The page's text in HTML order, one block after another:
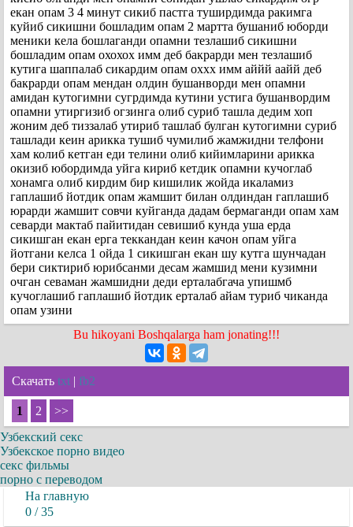
екан опам 3 4 минут сикиб пастга туширдимда ракимга
куйиб сикишни бошладим опам 2 мартта бушаниб юборди
меники кела бошлаганди опамни тезлашиб сикишни
бошладим опам охохох имм деб бакрарди мен тезлашиб
кутига шаппалаб сикардим опам оххх имм аййй аайй деб
бакрарди опам мендан олдин бушанворди мен опамни
амидан кутогимни сугрдимда кутини устига бушанвордим
опамни утиргизиб огзинга олиб суриб ташла дедим хоп
жоним деб тиззалаб утириб ташлаб булган кутогимни суриб
ташлади кеин арикка тушиб чумилиб жамжидни телфони
хам колиб кетган еди телини олиб кийимларини арикка
окизиб юбордимда уйга кириб кетдик опамни кучоглаб
хонамга олиб кирдим бир кишилик жойда икаламиз
гаплашиб йотдик опам жамшит билан олдиндан гаплашиб
юрарди жамшит совчи куйганда дадам бермаганди опам хам
севарди мактаб пайитидан севишиб кунда уша ерда
сикишган екан ерга теккандан кеин качон опам уйга
йотгани келса 1 ойда 1 сикишган екан шу кутга шунчадан
бери сиктириб юрибсанми десам жамшид мени кузимни
очган севаман жамшидни деди ерталабгача упишмб
кучоглашиб гаплашиб йотдик ерталаб айам туриб чиканда
опам узини
Bu hikoyani Boshqalarga ham jonating!!!
Скачать txt | fb2
1 2
>>
Узбекский секс
Узбекское порно видео
секс фильмы
порно с переводом
На главную
0 / 35